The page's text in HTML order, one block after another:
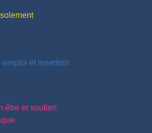
emploi et insertion
être et soutien